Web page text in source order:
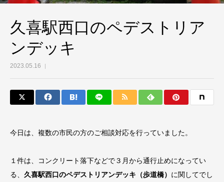
久喜駅西口のペデストリア
ンデッキ
2023.05.16
今日は、複数の市民の方のご相談対応を行っていました。
１件は、コンクリート落下などで３月から通行止めになってい
る、 久喜駅西口のペデストリアンデッキ（歩道橋） に関してでし